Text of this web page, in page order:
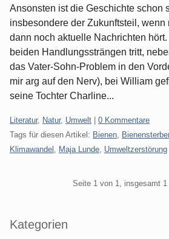
Ansonsten ist die Geschichte schon
insbesondere der Zukunftsteil, wenn
dann noch aktuelle Nachrichten
beiden Handlungssträngen tritt,
das Vater-Sohn-Problem in den
mir arg auf den Nerv), bei William
seine Tochter Charline...
Kategorien:
Literatur, Natur, Umwelt
0 Kommentare
Tags für diesen Artikel: Bienen,
Klimawandel , Maja Lunde, Umweltzerstörung
Seite 1 von 1, insgesamt 1
Seitenleiste
Kategorien